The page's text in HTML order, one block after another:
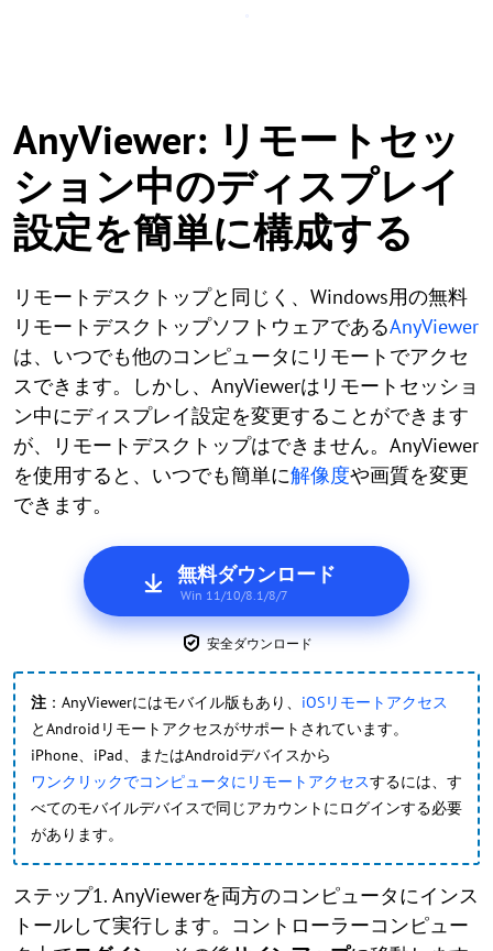
AnyViewer: リモートセッ
ション中のディスプレイ
設定を簡単に構成する
リモートデスクトップと同じく、Windows用の無料
リモートデスクトップソフトウェアであるAnyViewer
は、いつでも他のコンピュータにリモートでアクセ
スできます。しかし、AnyViewerはリモートセッショ
ン中にディスプレイ設定を変更することができます
が、リモートデスクトップはできません。AnyViewer
を使用すると、いつでも簡単に解像度や画質を変更
できます。
無料ダウンロード
Win 11/10/8.1/8/7
安全ダウンロード
注 ：AnyViewerにはモバイル版もあり、 iOSリモートアクセス
とAndroidリモートアクセスがサポートされています。
iPhone、iPad、またはAndroidデバイスから
ワンクリックでコンピュータにリモートアクセスするには、す
べてのモバイルデバイスで同じアカウントにログインする必要
があります。
ステップ1. AnyViewerを両方のコンピュータにインス
トールして実行します。コントローラーコンピュー